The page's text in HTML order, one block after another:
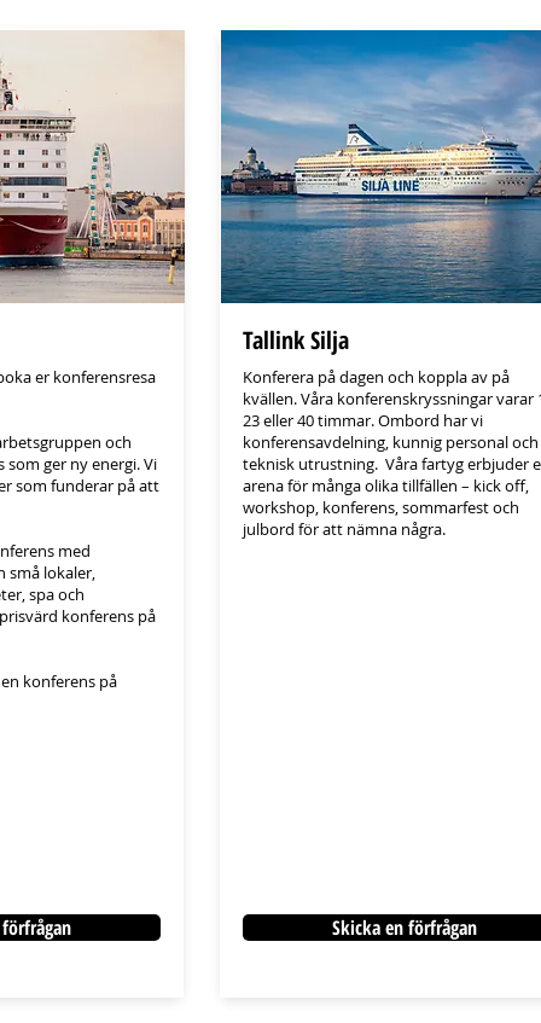
er konferensresa
och
ger ny energi. Vi
som funderar på att
med
små lokaler,
spa och
konferens på
konferens på
Tallink Silja
Konferera på dagen och koppla av på
kvällen. Våra konferenskryssningar varar
23 eller 40 timmar. Ombord har vi
konferensavdelning, kunnig personal och
teknisk utrustning. Våra fartyg erbjuder
arena för många olika tillfällen – kick off,
workshop, konferens, sommarfest och
julbord för att nämna några.
Skicka en förfrågan